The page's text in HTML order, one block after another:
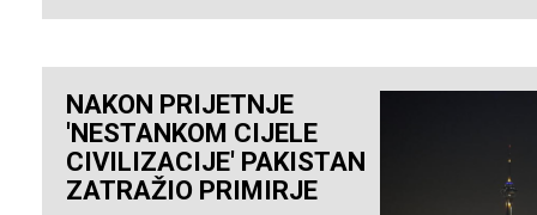
NAKON PRIJETNJE
'NESTANKOM CIJELE
CIVILIZACIJE' PAKISTAN
ZATRAŽIO PRIMIRJE